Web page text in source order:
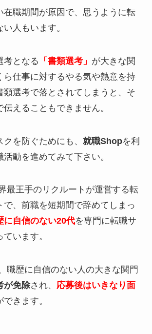
在職期間が原因で、思うように転
人もいます。
考となる 「書類選考」 が大きな関
ら仕事に対するやる気や熱意を持
類選考で落とされてしまうと、そ
えることもできません。
を防ぐためにも、 就職Shopを利
動を進めてみて下さい。
最王手のリクルートが運営する転
で、前職を短期間で辞めてしまっ
に自信のない20代を専門に転職サ
います。
職歴に自信のない人の大きな関門
が免除され、 応募後はいきなり面
きます。